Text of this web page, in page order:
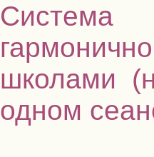
школами
одном